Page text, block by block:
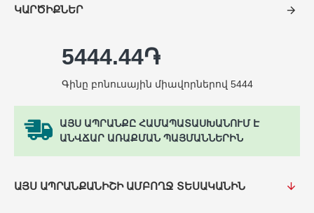
ԿԱՐԾԻՔՆԵՐ
ԱՅՍ ԱՊՐԱՆՔԸ ՀԱՄԱՊԱՏԱՍԽԱՆՈՒՄ Է
ԱՆՎՃԱՐ ԱՌԱՔՄԱՆ ՊԱՅՄԱՆՆԵՐԻՆ
ԱՅՍ ԱՊՐԱՆՔԱՆԻՇԻ ԱՄԲՈՂՋ ՏԵՍԱԿԱՆԻՆ
5444.44֏
Գինը բոնուսային միավորներով 5444